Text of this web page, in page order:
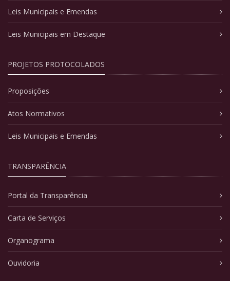
Leis Municipais e Emendas
Leis Municipais em Destaque
PROJETOS PROTOCOLADOS
Proposições
Atos Normativos
Leis Municipais e Emendas
TRANSPARÊNCIA
Portal da Transparência
Carta de Serviços
Organograma
Ouvidoria